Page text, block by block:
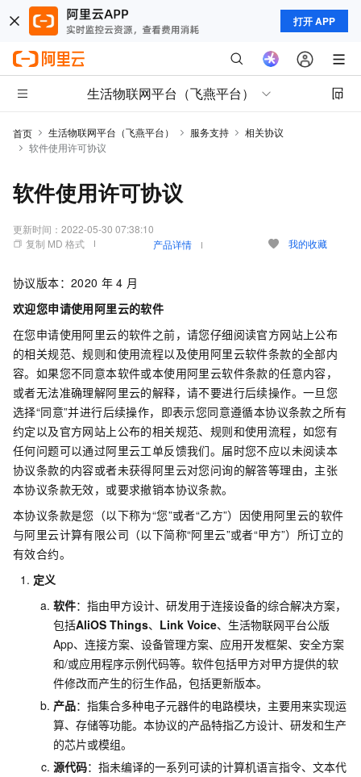
打开 APP
生活物联网平台（飞燕平台）
首页 生活物联网平台（飞燕平台） 服务支持
相关协议
软件使用许可协议
软件使用许可协议
更新时间： 2022-05-30 07:38:10
复制 MD 格式
产品详情 我的收藏
协议版本：2020 年 4 月
欢迎您申请使用阿里云的软件
在您申请使用阿里云的软件之前，请您仔细阅读官方网站上公布
的相关规范、规则和使用流程以及使用阿里云软件条款的全部内
容。如果您不同意本软件或本使用阿里云软件条款的任意内容，
或者无法准确理解阿里云的解释，请不要进行后续操作。一旦您
选择“同意”并进行后续操作，即表示您同意遵循本协议条款之所有
约定以及官方网站上公布的相关规范、规则和使用流程，如您有
任何问题可以通过阿里云工单反馈我们。届时您不应以未阅读本
协议条款的内容或者未获得阿里云对您问询的解答等理由，主张
本协议条款无效，或要求撤销本协议条款。
本协议条款是您（以下称为“您”或者“乙方”）因使用阿里云的软件
与阿里云计算有限公司（以下简称“阿里云”或者“甲方”）所订立的
有效合约。
定义
软件：指由甲方设计、研发用于连接设备的综合解决方案，
包括AliOS Things、 Link Voice、生活物联网平台公版
App、连接方案、设备管理方案、应用开发框架、安全方案
和/或应用程序示例代码等。软件包括甲方对甲方提供的软
件修改而产生的衍生作品，包括更新版本。
产品：指集合多种电子元器件的电路模块，主要用来实现运
算、存储等功能。本协议的产品特指乙方设计、研发和生产
的芯片或模组。
源代码：指未编译的一系列可读的计算机语言指令、文本代